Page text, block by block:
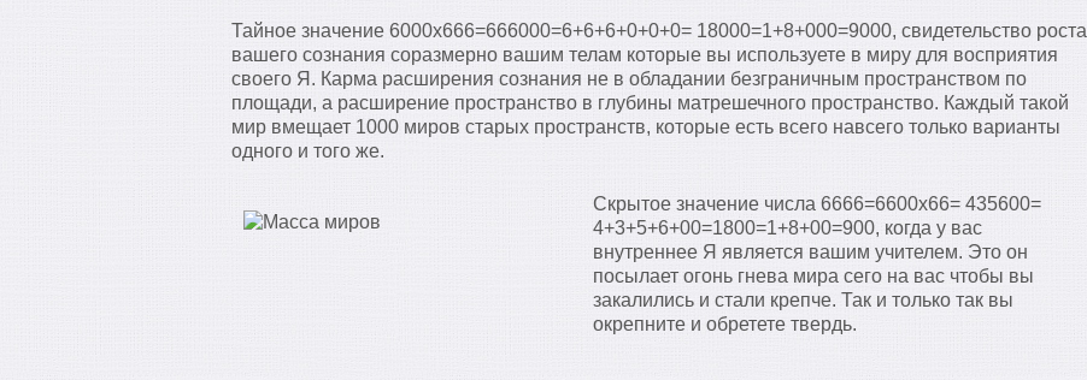
Тайное значение 6000х666=666000=6+6+6+0+0+0= 18000=1+8+000=9000, свидетельство роста
вашего сознания соразмерно вашим телам которые вы используете в миру для восприятия
своего Я. Карма расширения сознания не в обладании безграничным пространством по
площади, а расширение пространство в глубины матрешечного пространство. Каждый такой
мир вмещает 1000 миров старых пространств, которые есть всего навсего только варианты
одного и того же.
Скрытое значение числа 6666=6600х66= 435600=
4+3+5+6+00=1800=1+8+00=900, когда у вас
внутреннее Я является вашим учителем. Это он
посылает огонь гнева мира сего на вас чтобы вы
закалились и стали крепче. Так и только так вы
окрепните и обретете твердь.